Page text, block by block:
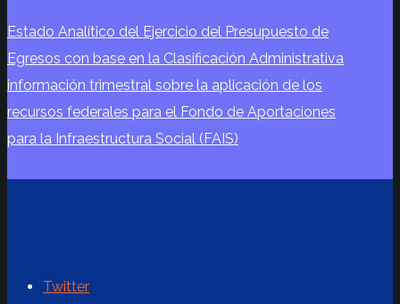
Estado Analítico del Ejercicio del Presupuesto de
Egresos con base en la Clasificación Administrativa
información trimestral sobre la aplicación de los
recursos federales para el Fondo de Aportaciones
para la Infraestructura Social (FAIS)
Twitter